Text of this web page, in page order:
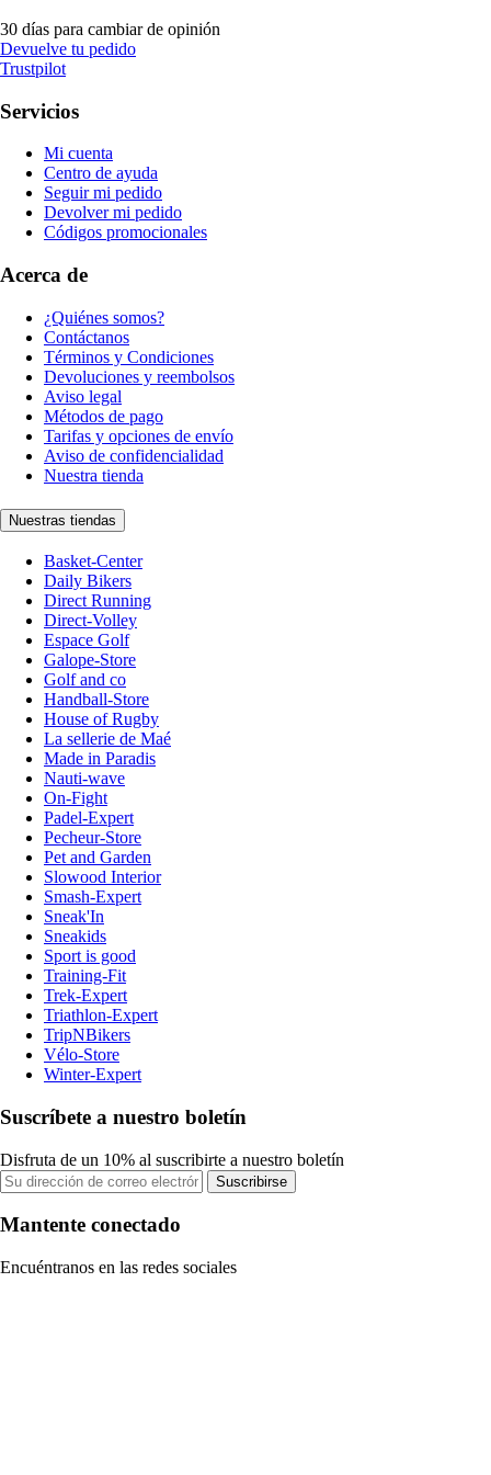
30 días para cambiar de opinión
Devuelve tu pedido
Trustpilot
Servicios
Mi cuenta
Centro de ayuda
Seguir mi pedido
Devolver mi pedido
Códigos promocionales
Acerca de
¿Quiénes somos?
Contáctanos
Términos y Condiciones
Devoluciones y reembolsos
Aviso legal
Métodos de pago
Tarifas y opciones de envío
Aviso de confidencialidad
Nuestra tienda
Nuestras tiendas
Basket-Center
Daily Bikers
Direct Running
Direct-Volley
Espace Golf
Galope-Store
Golf and co
Handball-Store
House of Rugby
La sellerie de Maé
Made in Paradis
Nauti-wave
On-Fight
Padel-Expert
Pecheur-Store
Pet and Garden
Slowood Interior
Smash-Expert
Sneak'In
Sneakids
Sport is good
Training-Fit
Trek-Expert
Triathlon-Expert
TripNBikers
Vélo-Store
Winter-Expert
Suscríbete a nuestro boletín
Disfruta de un 10% al suscribirte a nuestro boletín
Suscribirse
Mantente conectado
Encuéntranos en las redes sociales